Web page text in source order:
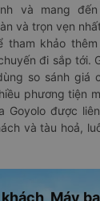
và mang
và trọn vẹn
tham khảo
đi sắp tới.
so sánh giá
phương tiện
Goyolo được
và tàu hoả,
Máy